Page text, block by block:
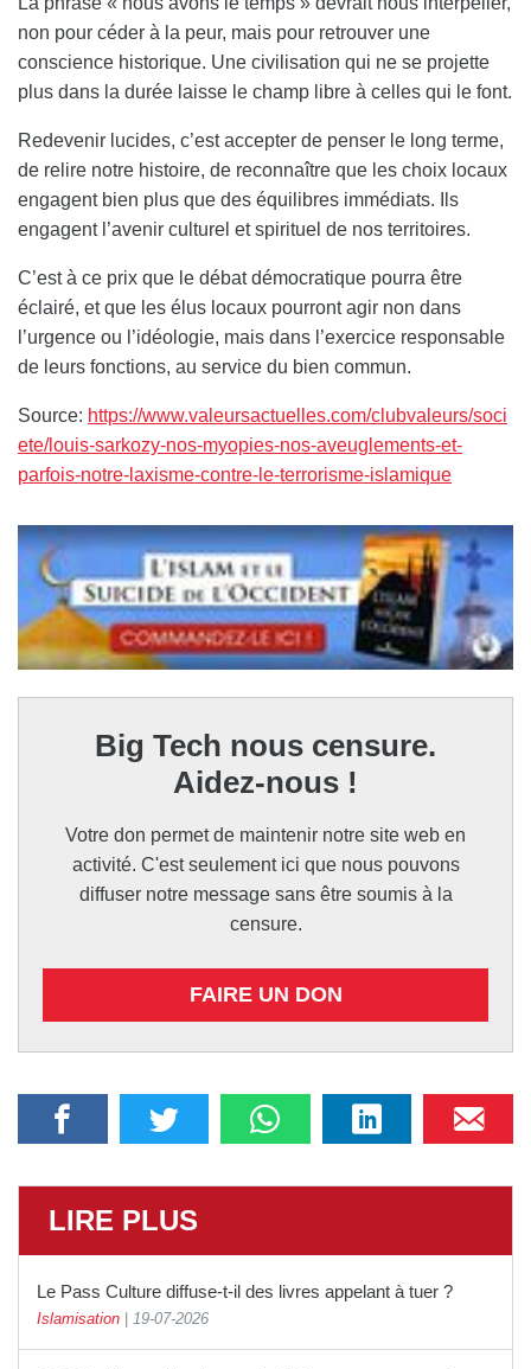
non pour céder à la peur, mais pour retrouver une
conscience historique. Une civilisation qui ne se projette
plus dans la durée laisse le champ libre à celles qui le font.
Redevenir lucides, c’est accepter de penser le long terme,
de relire notre histoire, de reconnaître que les choix locaux
engagent bien plus que des équilibres immédiats. Ils
engagent l’avenir culturel et spirituel de nos territoires.
C’est à ce prix que le débat démocratique pourra être
éclairé, et que les élus locaux pourront agir non dans
l’urgence ou l’idéologie, mais dans l’exercice responsable
de leurs fonctions, au service du bien commun.
Source: https://www.valeursactuelles.com/clubvaleurs/soci
ete/louis-sarkozy-nos-myopies-nos-aveuglements-et-
parfois-notre-laxisme-contre-le-terrorisme-islamique
Big Tech nous censure.
Aidez-nous !
Votre don permet de maintenir notre site web en
activité. C'est seulement ici que nous pouvons
diffuser notre message sans être soumis à la
censure.
FAIRE UN DON
LIRE PLUS
Le Pass Culture diffuse-t-il des livres appelant à tuer ?
Islamisation 19-07-2026